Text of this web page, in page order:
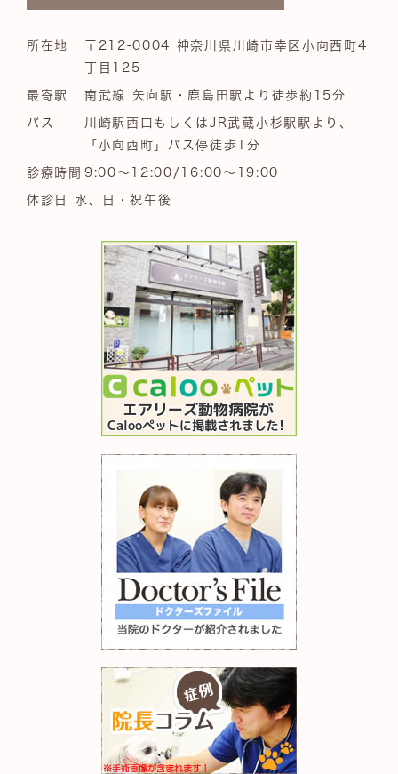
所在地
〒212-0004 神奈川県川崎市幸区小向西町4
丁目125
最寄駅 南武線 矢向駅・鹿島田駅より徒歩約15分
バス
川崎駅西口もしくはJR武蔵小杉駅駅より、
「小向西町」バス停徒歩1分
診療時間 9:00～12:00/16:00～19:00
休診日 水、日・祝午後